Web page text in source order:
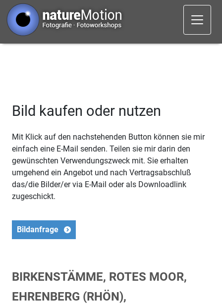
Bild kaufen oder nutzen
Mit Klick auf den nachstehenden Button können sie mir
einfach eine E-Mail senden. Teilen sie mir darin den
gewünschten Verwendungszweck mit. Sie erhalten
umgehend ein Angebot und nach Vertragsabschluß
das/die Bilder/er via E-Mail oder als Downloadlink
zugeschickt.
Bildanfrage
BIRKENSTÄMME, ROTES MOOR,
EHRENBERG (RHÖN),